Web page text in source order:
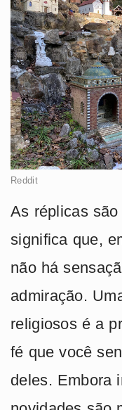
Reddit
As réplicas
significa que,
não há
admiração.
religiosos é a
fé que você
deles. Embora